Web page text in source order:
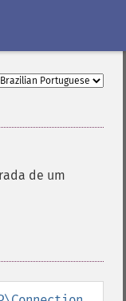
de um